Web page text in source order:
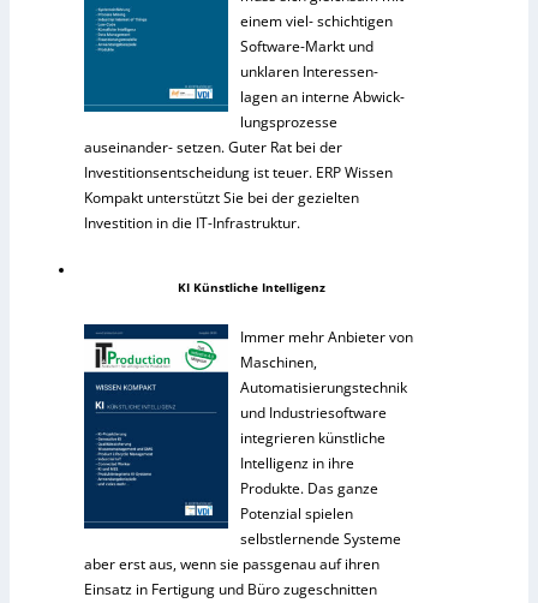
einem viel- schichtigen
Software-Markt und
unklaren Interessen-
lagen an interne Abwick-
lungsprozesse
auseinander- setzen. Guter Rat bei der
Investitionsentscheidung ist teuer. ERP Wissen
Kompakt unterstützt Sie bei der gezielten
Investition in die IT-Infrastruktur.
KI Künstliche Intelligenz
Immer mehr Anbieter von
Maschinen,
Automatisierungstechnik
und Industriesoftware
integrieren künstliche
Intelligenz in ihre
Produkte. Das ganze
Potenzial spielen
selbstlernende Systeme
aber erst aus, wenn sie passgenau auf ihren
Einsatz in Fertigung und Büro zugeschnitten